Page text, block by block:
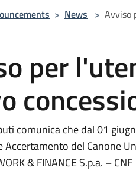
> News > Avviso
per
comunica che dal 01
Accertamento del Canone
& FINANCE S.p.a. – CNF